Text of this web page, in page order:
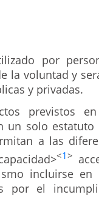
por
la voluntad y
y privadas.
previstos
un solo
a las
<1>
incluirse
por el